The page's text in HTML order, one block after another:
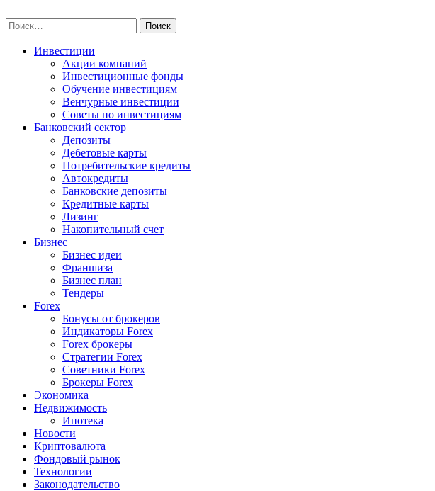
to
content
Найти:
Инвестиции
Акции компаний
Инвестиционные фонды
Обучение инвестициям
Венчурные инвестиции
Советы по инвестициям
Банковский сектор
Депозиты
Дебетовые карты
Потребительские кредиты
Автокредиты
Банковские депозиты
Кредитные карты
Лизинг
Накопительный счет
Бизнес
Бизнес идеи
Франшиза
Бизнес план
Тендеры
Forex
Бонусы от брокеров
Индикаторы Forex
Forex брокеры
Стратегии Forex
Советники Forex
Брокеры Forex
Экономика
Недвижимость
Ипотека
Новости
Криптовалюта
Фондовый рынок
Технологии
Законодательство